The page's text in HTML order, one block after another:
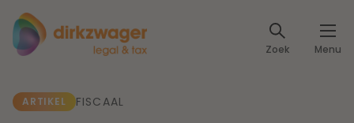
Zoek Menu
Expertises
ARTIKEL FISCAAL